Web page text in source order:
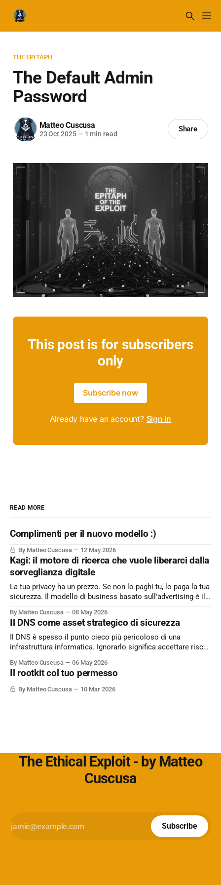
THE EPITAPH
The Default Admin
Password
Matteo Cuscusa
23 Oct 2025 — 1 min read
Share
This post is for subscribers
only
Subscribe now
Already have an account? Sign in
READ MORE
Complimenti per il nuovo modello :)
By Matteo Cuscusa 12 May 2026
Kagi: il motore di ricerca che vuole liberarci dalla
sorveglianza digitale
La tua privacy ha un prezzo. Se non lo paghi tu, lo paga la tua
sicurezza. Il modello di business basato sull'advertising è il
motore di ricerca un servizio dove l'utente è il cliente
By Matteo Cuscusa 08 May 2026
Il DNS come asset strategico di sicurezza
Il DNS è spesso il punto cieco più pericoloso di una
infrastruttura informatica. Ignorarlo significa accettare rischi
semplicemente per non aver messo in discussione un
default. L'approfondimento nel mio articolo su
Cybersecurity360 - Nextwork360:
By Matteo Cuscusa 06 May 2026
Il rootkit col tuo permesso
By Matteo Cuscusa 10 Mar 2026
The Ethical Exploit - by Matteo
Cuscusa
Subscribe